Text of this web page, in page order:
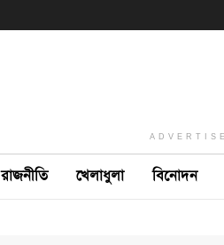
রাজনীতি খেলাধুলা বিনোদন